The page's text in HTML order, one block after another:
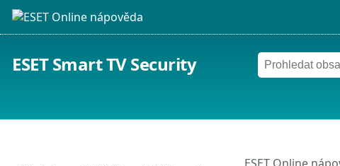
ESET Smart TV Security